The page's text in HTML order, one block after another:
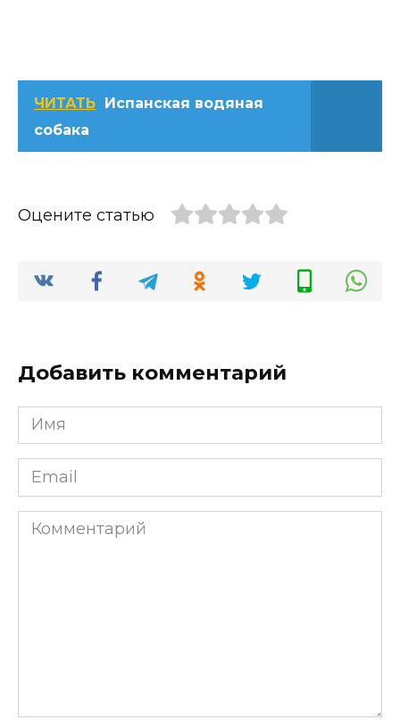
ЧИТАТЬ Испанская водяная
собака
Оцените статью
Добавить комментарий
Имя
*
Email
*
Комментарий